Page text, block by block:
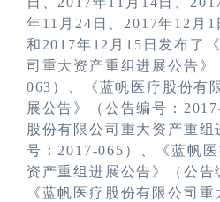
年11月24日、2017年12月1
和2017年12月15日发布了
司重大资产重组进展公告》
063 ）、《蓝帆医疗股份有
展公告》（公告编号：
股份有限公司重大资产重
号： 2017-065）、《蓝帆
资产重组进展公告》（公告
《蓝帆医疗股份有限公司